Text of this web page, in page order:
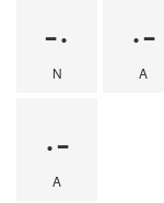
-·
N
·-
A
·-
A